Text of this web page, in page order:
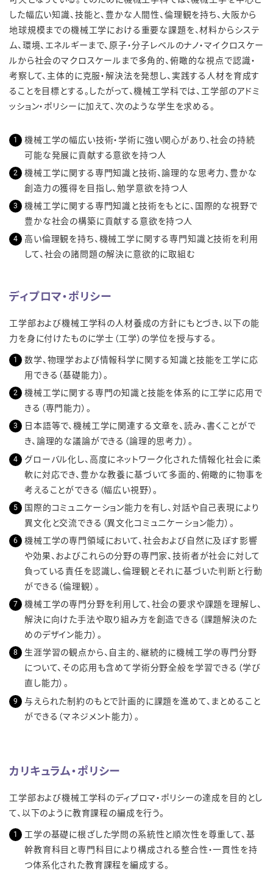
した幅広い知識、技能と、豊かな人間性、倫理観を持ち、大阪から
地球規模までの機械工学における重要な課題を、材料からシステ
ム、環境、エネルギーまで、原子・分子レベルのナノ・マイクロスケー
ルから社会のマクロスケールまで多角的、俯瞰的な視点で認識・
考察して、主体的に克服・解決法を発想し、実践する人材を育成す
ることを目標とする。したがって、機械工学科では、工学部のアドミ
ッション・ポリシーに加えて、次のような学生を求める。
機械工学の幅広い技術・学術に強い関心があり、社会の持続
可能な発展に貢献する意欲を持つ人
機械工学に関する専門知識と技術、論理的な思考力、豊かな
創造力の獲得を目指し、勉学意欲を持つ人
機械工学に関する専門知識と技術をもとに、国際的な視野で
豊かな社会の構築に貢献する意欲を持つ人
高い倫理観を持ち、機械工学に関する専門知識と技術を利用
して、社会の諸問題の解決に意欲的に取組む
ディプロマ・ポリシー
工学部および機械工学科の人材養成の方針にもとづき、以下の能
力を身に付けたものに学士（工学）の学位を授与する。
数学、物理学および情報科学に関する知識と技能を工学に応
用できる（基礎能力）。
機械工学に関する専門の知識と技能を体系的に工学に応用で
きる（専門能力）。
日本語等で、機械工学に関連する文章を、読み、書くことがで
き、論理的な議論ができる（論理的思考力）。
グローバル化し、高度にネットワーク化された情報化社会に柔
軟に対応でき、豊かな教養に基づいて多面的、俯瞰的に物事を
考えることができる（幅広い視野）。
国際的コミュニケーション能力を有し、対話や自己表現により
異文化と交流できる（異文化コミュニケーション能力）。
機械工学の専門領域において、社会および自然に及ぼす影響
や効果、およびこれらの分野の専門家、技術者が社会に対して
負っている責任を認識し、倫理観とそれに基づいた判断と行動
ができる（倫理観）。
機械工学の専門分野を利用して、社会の要求や課題を理解し、
解決に向けた手法や取り組み方を創造できる（課題解決のた
めのデザイン能力）。
生涯学習の観点から、自主的、継続的に機械工学の専門分野
について、その応用も含めて学術分野全般を学習できる（学び
直し能力）。
与えられた制約のもとで計画的に課題を進めて、まとめること
ができる（マネジメント能力）。
カリキュラム・ポリシー
工学部および機械工学科のディプロマ・ポリシーの達成を目的とし
て、以下のように教育課程の編成を行う。
工学の基礎に根ざした学問の系統性と順次性を尊重して、基
幹教育科目と専門科目により構成される整合性・一貫性を持
つ体系化された教育課程を編成する。